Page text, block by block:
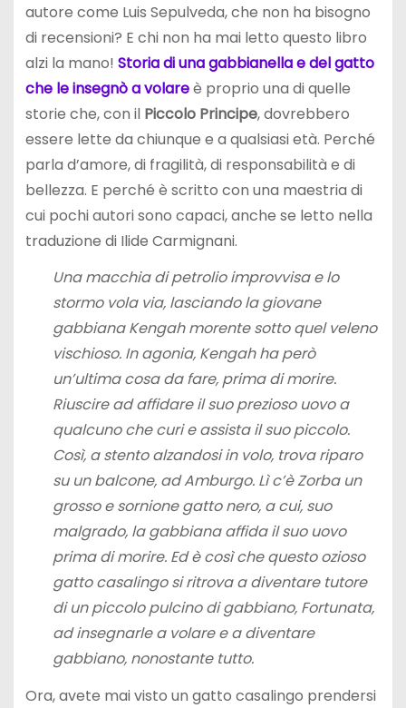
autore come Luis Sepulveda, che non ha bisogno
di recensioni? E chi non ha mai letto questo libro
alzi la mano! Storia di una gabbianella e del gatto
che le insegnò a volareè proprio una di quelle
storie che, con il Piccolo Principe, dovrebbero
essere lette da chiunque e a qualsiasi età. Perché
parla d’amore, di fragilità, di responsabilità e di
bellezza. E perché è scritto con una maestria di
cui pochi autori sono capaci, anche se letto nella
traduzione di Ilide Carmignani.
Una macchia di petrolio improvvisa e lo
stormo vola via, lasciando la giovane
gabbiana Kengah morente sotto quel veleno
vischioso. In agonia, Kengah ha però
un’ultima cosa da fare, prima di morire.
Riuscire ad affidare il suo prezioso uovo a
qualcuno che curi e assista il suo piccolo.
Così, a stento alzandosi in volo, trova riparo
su un balcone, ad Amburgo. Lì c’è Zorba un
grosso e sornione gatto nero, a cui, suo
malgrado, la gabbiana affida il suo uovo
prima di morire. Ed è così che questo ozioso
gatto casalingo si ritrova a diventare tutore
di un piccolo pulcino di gabbiano, Fortunata,
ad insegnarle a volare e a diventare
gabbiano, nonostante tutto.
Ora, avete mai visto un gatto casalingo prendersi